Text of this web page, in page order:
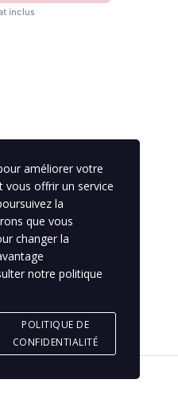
inclus
améliorer votre
vous offrir un service
la
que vous
changer la
notre politique
POLITIQUE DE
CONFIDENTIALITÉ